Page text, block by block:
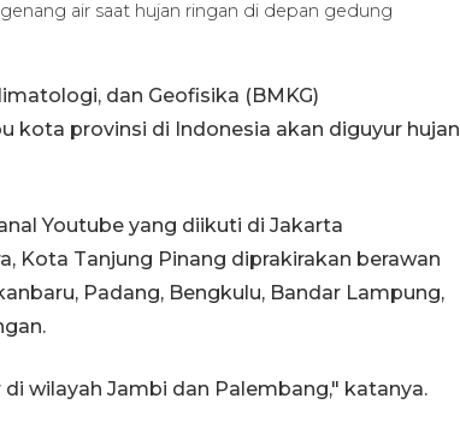
air saat hujan ringan di depan gedung
dan Geofisika (BMKG)
kota provinsi di Indonesia akan diguyur hujan
Youtube yang diikuti di Jakarta
Kota Tanjung Pinang diprakirakan berawan
Padang, Bengkulu, Bandar Lampung,
wilayah Jambi dan Palembang," katanya.